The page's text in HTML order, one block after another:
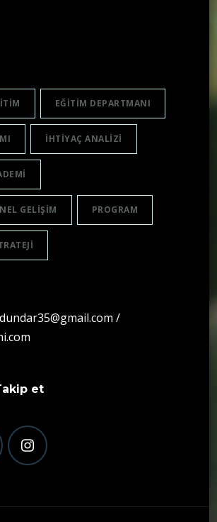
EĞITIM DEPARTMANI
IHTIYAÇ ANALIZI
GELIŞIM PROGRAM
/
et